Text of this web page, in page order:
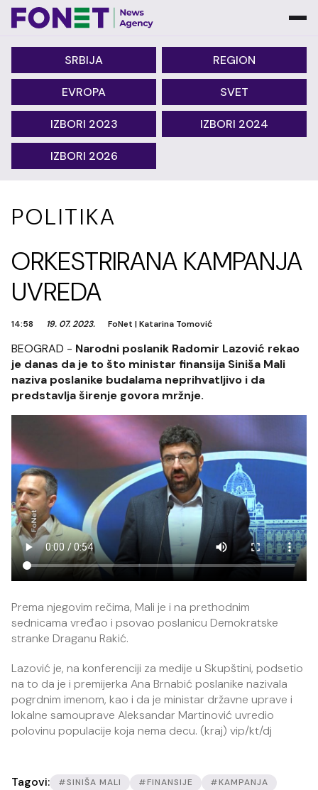
SRBIJA REGION
EVROPA SVET
IZBORI 2023 IZBORI 2024
IZBORI 2026
POLITIKA
ORKESTRIRANA KAMPANJA
UVREDA
14:58 19. 07. 2023. FoNet |Katarina Tomović
BEOGRAD - Narodni poslanik Radomir Lazović rekao
je danas da je to što ministar finansija Siniša Mali
naziva poslanike budalama neprihvatljivo i da
predstavlja širenje govora mržnje.
Prema njegovim rečima, Mali je i na prethodnim
sednicama vređao i psovao poslanicu Demokratske
stranke Draganu Rakić.
Lazović je, na konferenciji za medije u Skupštini, podsetio
na to da je i premijerka Ana Brnabić poslanike nazivala
pogrdnim imenom, kao i da je ministar državne uprave i
lokalne samouprave Aleksandar Martinović uvredio
polovinu populacije koja nema decu. (kraj) vip/kt/dj
Tagovi: #SINIŠA MALI #FINANSIJE
#KAMPANJA